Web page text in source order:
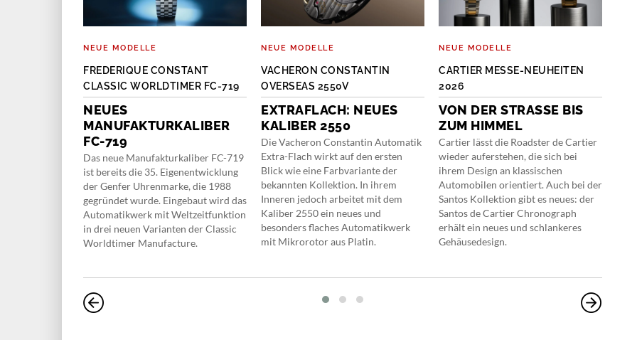
NEUE MODELLE
FREDERIQUE CONSTANT
CLASSIC WORLDTIMER FC-719
NEUES
MANUFAKTURKALIBER
FC-719
Das neue Manufakturkaliber FC-719
ist bereits die 35. Eigenentwicklung
der Genfer Uhrenmarke, die 1988
gegründet wurde. Eingebaut wird das
Automatikwerk mit Weltzeitfunktion
in drei neuen Varianten der Classic
Worldtimer Manufacture.
NEUE MODELLE
VACHERON CONSTANTIN
OVERSEAS 2550V
EXTRAFLACH: NEUES
KALIBER 2550
Die Vacheron Constantin Automatik
Extra-Flach wirkt auf den ersten
Blick wie eine Farbvariante der
bekannten Kollektion. In ihrem
Inneren jedoch arbeitet mit dem
Kaliber 2550 ein neues und
besonders flaches Automatikwerk
mit Mikrorotor aus Platin.
NEUE MODELLE
CARTIER MESSE-NEUHEITEN
2026
VON DER STRASSE BIS Z
UM HIMMEL
Cartier lässt die Roadster de Cartier
wieder auferstehen, die sich bei
ihrem Design an klassischen
Automobilen orientiert. Auch bei der
Santos Kollektion gibt es neues: der
Santos de Cartier Chronograph
erhält ein neues und schlankeres
Gehäusedesign.